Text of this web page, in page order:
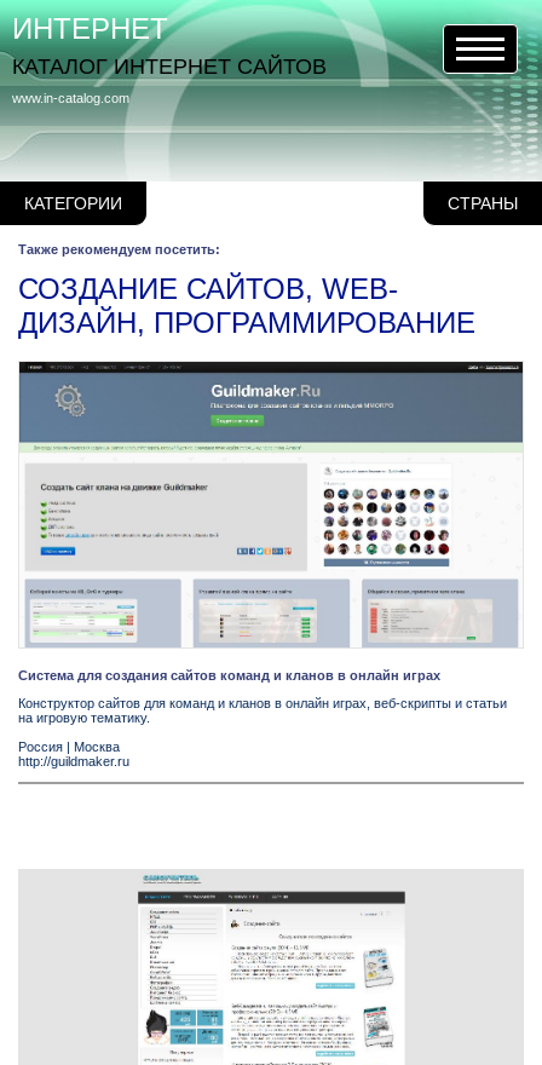
КАТЕГОРИИ СТРАНЫ
www.in-catalog.com
ИНТЕРНЕТ
КАТАЛОГ ИНТЕРНЕТ САЙТОВ
Также рекомендуем посетить:
СОЗДАНИЕ САЙТОВ, WEB-
ДИЗАЙН, ПРОГРАММИРОВАНИЕ
Система для создания сайтов команд и кланов в онлайн играх
Конструктор сайтов для команд и кланов в онлайн играх, веб-скрипты и статьи
на игровую тематику.
Россия
Москва
http://guildmaker.ru